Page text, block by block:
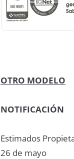
OTRO MODELO
NOTIFICACIÓN
Estimados
26 de mayo